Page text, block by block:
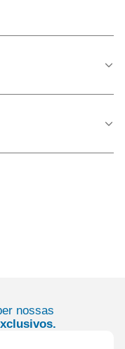
nossas